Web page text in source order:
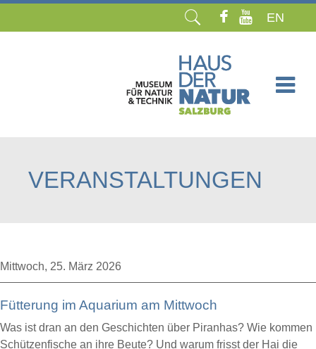
EN
VERANSTALTUNGEN
Mittwoch, 25. März 2026
Fütterung im Aquarium am Mittwoch
Was ist dran an den Geschichten über Piranhas? Wie kommen
Schützenfische an ihre Beute? Und warum frisst der Hai die